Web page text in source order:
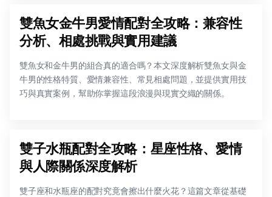
雙魚女金牛男愛情配對全攻略：兼容性
分析、相處挑戰與實用建議
雙魚女和金牛男的組合真的適合嗎？本文深度解析雙魚女與金
牛男的性格特質、愛情兼容性、常見相處問題，並提供實用技
巧與真實案例，幫助你掌握這段浪漫與現實交織的關係。
雙子水瓶配對全攻略：星座性格、愛情
與人際關係深度解析
雙子座和水瓶座的配對究竟會擦出什麼火花？這篇文章從基礎